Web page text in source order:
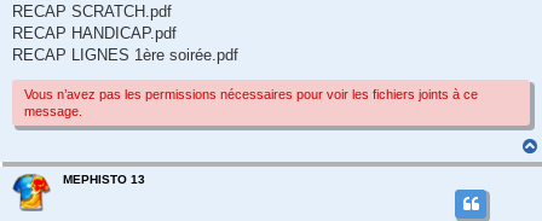
RECAP SCRATCH.pdf
RECAP HANDICAP.pdf
RECAP LIGNES 1ère soirée.pdf
Vous n’avez pas les permissions nécessaires pour voir les fichiers joints à ce
message.
MEPHISTO 13